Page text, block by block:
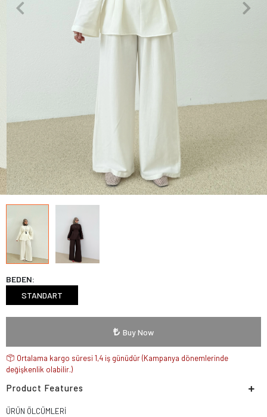
BEDEN:
STANDART
Buy Now
Ortalama kargo süresi 1,4 iş günüdür (Kampanya dönemlerinde
değişkenlik olabilir.)
Product Features
ÜRÜN ÖLCÜMLERİ